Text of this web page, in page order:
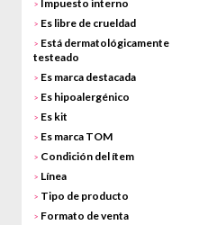
> Impuesto interno
> Es libre de crueldad
> Está dermatológicamente
testeado
> Es marca destacada
> Es hipoalergénico
> Es kit
> Es marca TOM
> Condición del ítem
> Línea
> Tipo de producto
> Formato de venta